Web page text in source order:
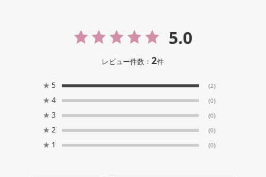
5.0
レビュー件数：2件
★ 5 (2)
★ 4 (0)
★ 3 (0)
★ 2 (0)
★ 1 (0)